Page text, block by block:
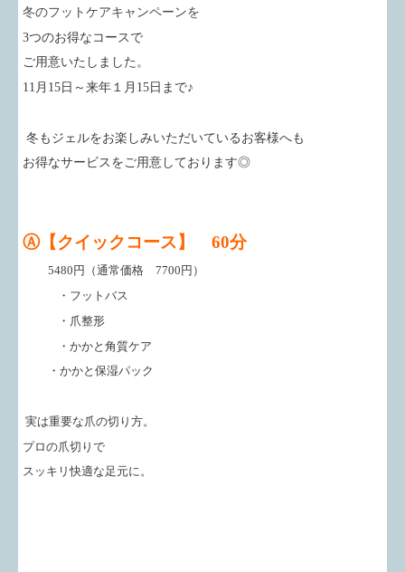
冬のフットケアキャンペーンを
3つのお得なコースで
ご用意いたしました。
11月15日～来年１月15日まで♪
冬もジェルをお楽しみいただいているお客様へも
お得なサービスをご用意しております◎
Ⓐ【クイックコース】 60分
5480円（通常価格 7700円）
・フットバス
・爪整形
・かかと角質ケア
・かかと保湿パック
実は重要な爪の切り方。
プロの爪切りで
スッキリ快適な足元に。